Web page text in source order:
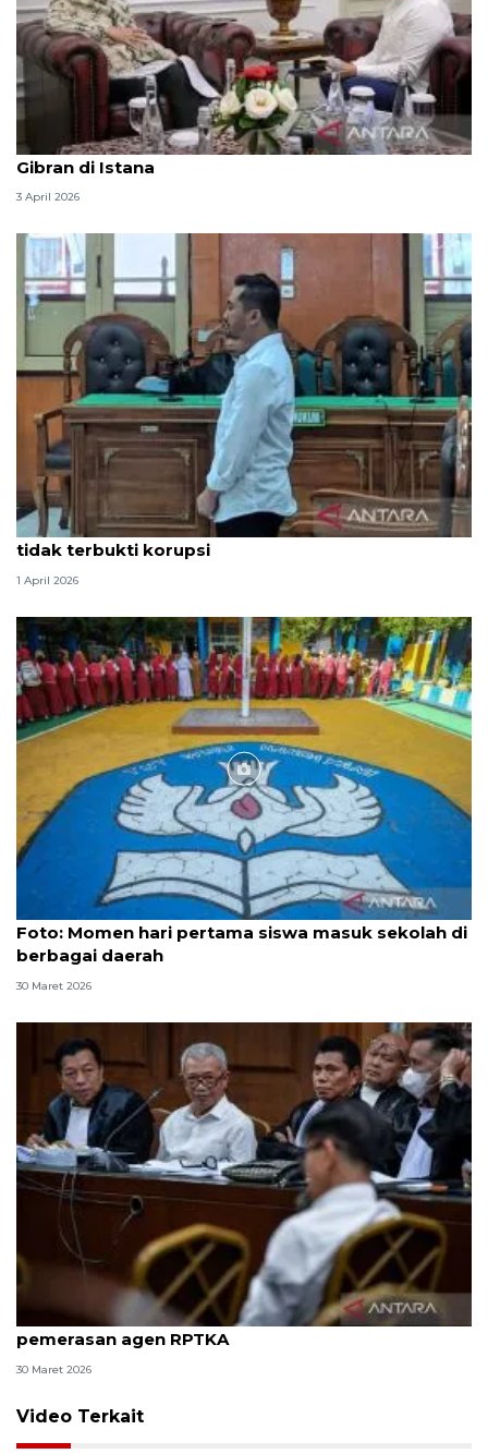
Seskab Teddy silaturahmi Idul Fitri ke Wapres
Gibran di Istana
3 April 2026
Hakim PN Medan vonis bebas Amsal Sitepu karena
tidak terbukti korupsi
1 April 2026
Foto: Momen hari pertama siswa masuk sekolah di
berbagai daerah
30 Maret 2026
8 ASN Kemenaker hadapi sidang tuntutan kasus
pemerasan agen RPTKA
30 Maret 2026
Video Terkait